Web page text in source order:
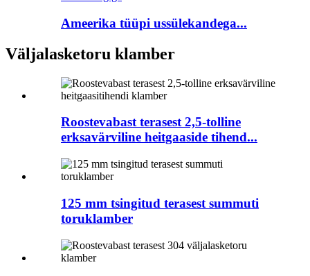
Ameerika tüüpi ussülekandega...
Väljalasketoru klamber
Roostevabast terasest 2,5-tolline
erksavärviline heitgaaside tihend...
125 mm tsingitud terasest summuti
toruklamber